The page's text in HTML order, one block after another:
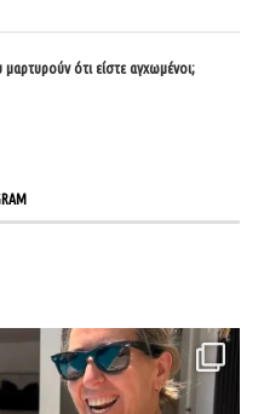
ότι είστε αγχωμένοι;